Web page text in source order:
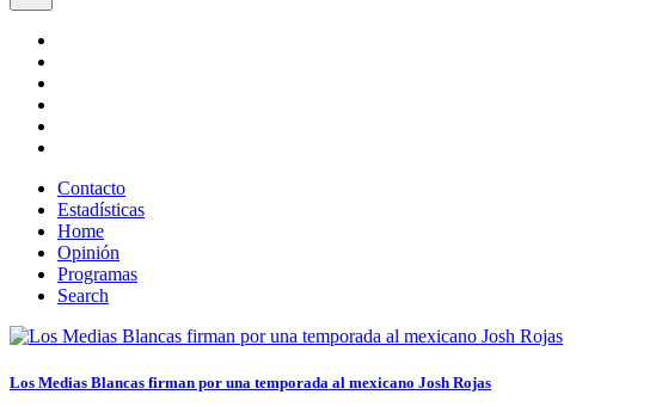
Contacto
Estadísticas
Home
Opinión
Programas
Search
Los Medias Blancas firman por una temporada al mexicano Josh Rojas